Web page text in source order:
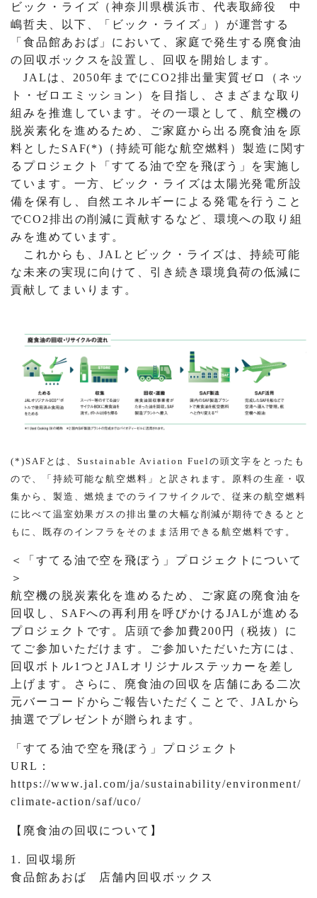
ビック・ライズ（神奈川県横浜市、代表取締役 中
嶋哲夫、以下、「ビック・ライズ」）が運営する
「食品館あおば」において、家庭で発生する廃食油
の回収ボックスを設置し、回収を開始します。
JALは、2050年までにCO2排出量実質ゼロ（ネッ
ト・ゼロエミッション）を目指し、さまざまな取り
組みを推進しています。その一環として、航空機の
脱炭素化を進めるため、ご家庭から出る廃食油を原
料としたSAF(*)（持続可能な航空燃料）製造に関す
るプロジェクト「すてる油で空を飛ぼう」を実施し
ています。一方、ビック・ライズは太陽光発電所設
備を保有し、自然エネルギーによる発電を行うこと
でCO2排出の削減に貢献するなど、環境への取り組
みを進めています。
これからも、JALとビック・ライズは、持続可能
な未来の実現に向けて、引き続き環境負荷の低減に
貢献してまいります。
(*)SAFとは、Sustainable Aviation Fuelの頭文字をとったも
ので、「持続可能な航空燃料」と訳されます。原料の生産・収
集から、製造、燃焼までのライフサイクルで、従来の航空燃料
に比べて温室効果ガスの排出量の大幅な削減が期待できるとと
もに、既存のインフラをそのまま活用できる航空燃料です。
＜「すてる油で空を飛ぼう」プロジェクトについて
＞
航空機の脱炭素化を進めるため、ご家庭の廃食油を
回収し、SAFへの再利用を呼びかけるJALが進める
プロジェクトです。店頭で参加費200円（税抜）に
てご参加いただけます。ご参加いただいた方には、
回収ボトル1つとJALオリジナルステッカーを差し
上げます。さらに、廃食油の回収を店舗にある二次
元バーコードからご報告いただくことで、JALから
抽選でプレゼントが贈られます。
「すてる油で空を飛ぼう」プロジェクト
URL：
https://www.jal.com/ja/sustainability/environment/
climate-action/saf/uco/
【廃食油の回収について】
1. 回収場所
食品館あおば 店舗内回収ボックス